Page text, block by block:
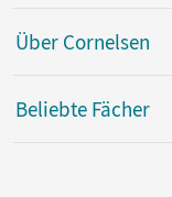
Über Cornelsen
Beliebte Fächer